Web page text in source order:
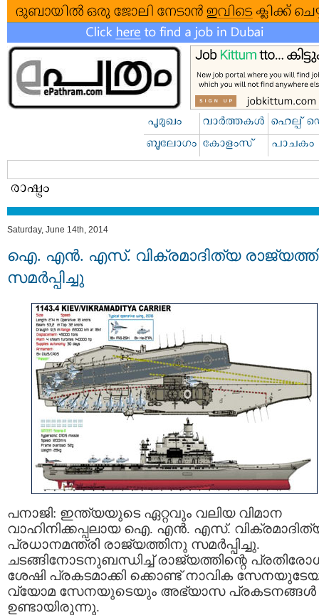
Saturday, June 14th, 2014
ഐ. എന്‍. എസ്. വിക്രമാദിത്യ
സമര്‍പ്പിച്ചു
പനാജി: ഇന്ത്യയുടെ ഏറ്റവും വലിയ വിമാന
വാഹിനിക്കപ്പലായ ഐ. എൻ. എസ്.
പ്രധാനമന്ത്രി രാജ്യത്തിനു സമര്‍പ്പിച്ചു.
ചടങ്ങിനോടനുബന്ധിച്ച് രാജ്യത്തിന്റെ
ശേഷി പ്രകടമാക്കി ക്കൊണ്ട് നാവിക
വ്യോമ സേനയുടെയും അഭ്യാസ പ്രകടനങ്ങള്‍
ഉണ്ടായിരുന്നു.